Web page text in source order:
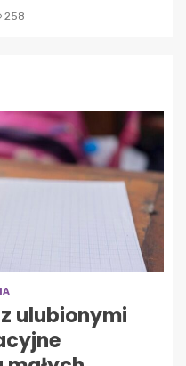
258
ulubionymi